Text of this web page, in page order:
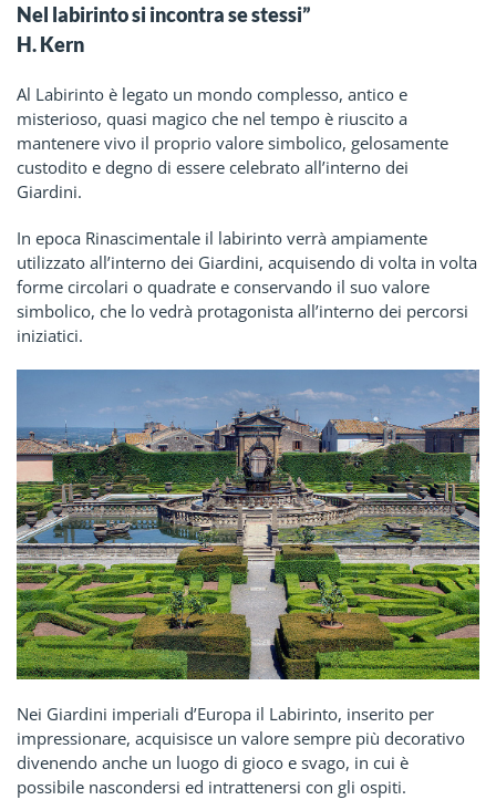
Nel labirinto si incontra se stessi”
H. Kern
Al Labirinto è legato un mondo complesso, antico e
misterioso, quasi magico che nel tempo è riuscito a
mantenere vivo il proprio valore simbolico, gelosamente
custodito e degno di essere celebrato all’interno dei
Giardini.
In epoca Rinascimentale il labirinto verrà ampiamente
utilizzato all’interno dei Giardini, acquisendo di volta in volta
forme circolari o quadrate e conservando il suo valore
simbolico, che lo vedrà protagonista all’interno dei percorsi
iniziatici.
Nei Giardini imperiali d’Europa il Labirinto, inserito per
impressionare, acquisisce un valore sempre più decorativo
divenendo anche un luogo di gioco e svago, in cui è
possibile nascondersi ed intrattenersi con gli ospiti.